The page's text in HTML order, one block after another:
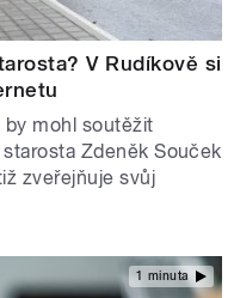
V Rudíkově si
by mohl soutěžit
Zdeněk Souček
zveřejňuje svůj
1 minuta